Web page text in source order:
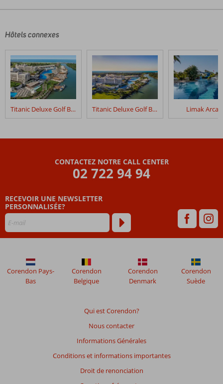
écrits
nos
clients
après
leur
séjour
Sherwood
plus
de
ne
plus
affichés
afin
Hôtels connexes
Titanic Deluxe Golf Belek Titanic Deluxe Golf Belek - Golf Package Limak
CONTACTEZ NOTRE CALL CENTER
02 722 94 94
RECEVOIR UNE NEWSLETTER
PERSONNALISÉE?
Qui est Corendon?
Nous contacter
Informations Générales
Conditions et informations importantes
Droit de renonciation
Corendon Pays-
Bas
Corendon
Belgique
Corendon
Denmark
Corendon
Suède